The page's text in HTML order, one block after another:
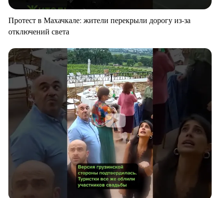
Протест в Махачкале: жители перекрыли дорогу из-за
отключений света